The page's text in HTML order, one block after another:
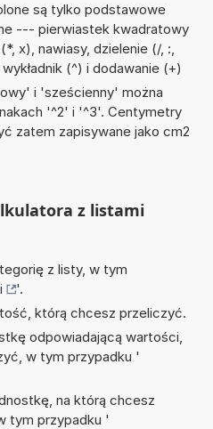
są tylko podstawowe
--- pierwiastek kwadratowy
x), nawiasy, dzielenie (/, :,
(^) i dodawanie (+)
i 'sześcienny' można
'^2' i '^3'. Centymetry
zatem zapisywane jako cm2
z listami
z listy, w tym
'.
którą chcesz przeliczyć.
odpowiadającą wartości,
w tym przypadku '
na którą chcesz
tym przypadku '